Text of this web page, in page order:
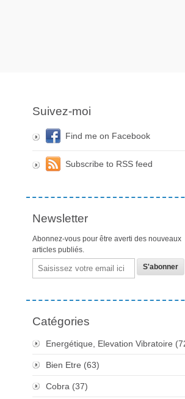
Suivez-moi
Find me on Facebook
Subscribe to RSS feed
Newsletter
Abonnez-vous pour être averti des nouveaux
articles publiés.
Email
Catégories
Energétique, Elevation Vibratoire
Bien Etre (63)
Cobra (37)